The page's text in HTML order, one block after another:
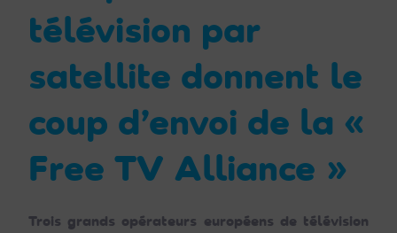
télévision par
satellite donnent le
coup d’envoi de la «
Free TV Alliance »
Trois grands opérateurs européens de télévision